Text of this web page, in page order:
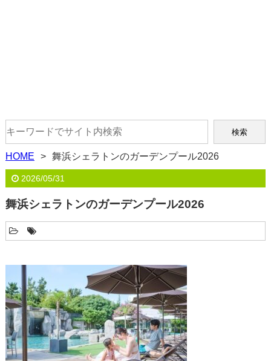
HOME 舞浜シェラトンのガーデンプール2026
2026/05/31
舞浜シェラトンのガーデンプール2026